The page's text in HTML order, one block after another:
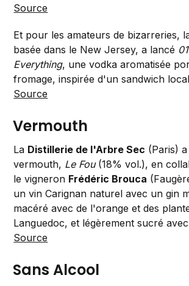
Source
Et pour les amateurs de bizarreries,
basée dans le New Jersey, a lancé
Everything, une vodka aromatisée
fromage, inspirée d'un sandwich
Source
Vermouth
La Distillerie de l'Arbre Sec (Paris)
vermouth, Le Fou(18% vol.), en
le vigneron Frédéric Brouca
un vin Carignan naturel avec un gin
macéré avec de l'orange et des
Languedoc, et légèrement sucré
Source
Sans Alcool